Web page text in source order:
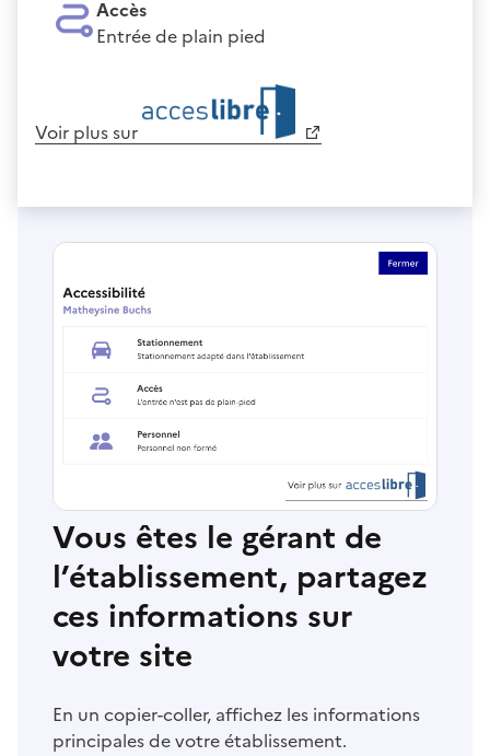
Accès
Entrée de plain pied
Voir plus sur
Vous êtes le gérant de
l’établissement, partagez
ces informations sur
votre site
En un copier-coller, affichez les informations
principales de votre établissement.